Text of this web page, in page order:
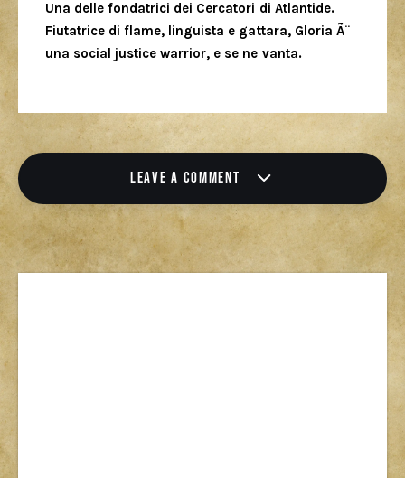
Una delle fondatrici dei Cercatori di Atlantide.
Fiutatrice di flame, linguista e gattara, Gloria Ã¨
una social justice warrior, e se ne vanta.
LEAVE A COMMENT